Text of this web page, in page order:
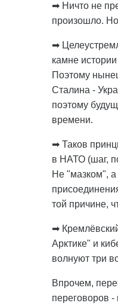
➡ Ничто не
произошло. Но
➡
камне
Поэтому
Сталина -
поэтому
времени.
➡ Таков
в НАТО (шаг,
Не "мазком", а
той причине,
➡
Арктике" и
волнуют три
Впрочем,
переговоров -